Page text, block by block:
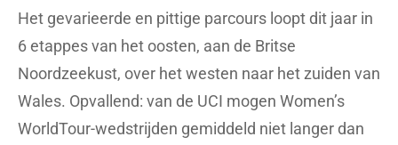
Het gevarieerde en pittige parcours loopt dit jaar in
6 etappes van het oosten, aan de Britse
Noordzeekust, over het westen naar het zuiden van
Wales. Opvallend: van de UCI mogen Women’s
WorldTour-wedstrijden gemiddeld niet langer dan